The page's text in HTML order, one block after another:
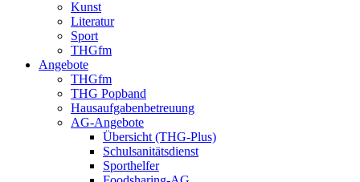
Kunst
Literatur
Sport
THGfm
Angebote
THGfm
THG Popband
Hausaufgabenbetreuung
AG-Angebote
Übersicht (THG-Plus)
Schulsanitätsdienst
Sporthelfer